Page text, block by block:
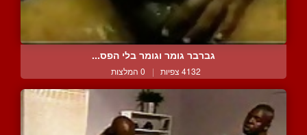
גברבר גומר וגומר בלי הפס...
4132 צפיות | 0 המלצות